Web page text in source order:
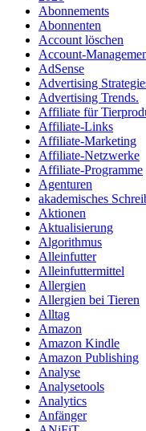
Abonnements
Abonnenten
Account löschen
Account-
AdSense
Advertising
Advertising Trends.
Affiliate für
Affiliate-Links
Affiliate-Marketing
Affiliate-Netzwerke
Affiliate-Programme
Agenturen
akademisches
Aktionen
Aktualisierung
Algorithmus
Alleinfutter
Alleinfuttermittel
Allergien
Allergien bei Tieren
Alltag
Amazon
Amazon Kindle
Amazon Publishing
Analyse
Analysetools
Analytics
Anfänger